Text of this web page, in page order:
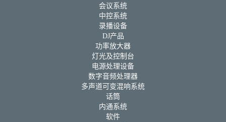
会议系统
中控系统
录播设备
DJ产品
功率放大器
灯光及控制台
电源处理设备
数字音频处理器
多声道可变混响系统
话筒
内通系统
软件